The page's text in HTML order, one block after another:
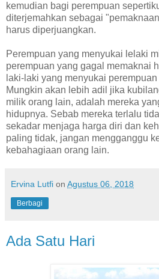
kemudian bagi perempuan
diterjemahkan sebagai
harus diperjuangkan.
Perempuan yang menyukai lelaki
perempuan yang gagal memaknai
laki-laki yang menyukai
Mungkin akan lebih adil jika
milik orang lain, adalah mereka
hidupnya. Sebab mereka terlalu
sekadar menjaga harga diri dan
paling tidak, jangan mengganggu
kebahagiaan orang lain.
Ervina Lutfi on Agustus 06, 2018
Berbagi
Ada Satu Hari